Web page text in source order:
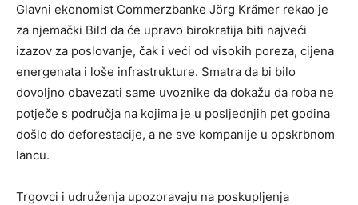
Glavni ekonomist Commerzbanke Jörg Krämer rekao je
za njemački Bild da će upravo birokratija biti najveći
izazov za poslovanje, čak i veći od visokih poreza, cijena
energenata i loše infrastrukture. Smatra da bi bilo
dovoljno obavezati same uvoznike da dokažu da roba ne
potječe s područja na kojima je u posljednjih pet godina
došlo do deforestacije, a ne sve kompanije u opskrbnom
lancu.
Trgovci i udruženja upozoravaju na poskupljenja